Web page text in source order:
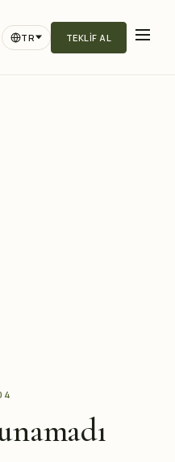
TR TEKLIF AL